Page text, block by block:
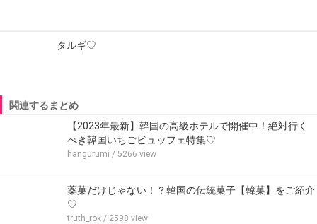
タルギ♡
関連するまとめ
【2023年最新】韓国の高級ホテルで開催中！絶対行く
べき韓国いちごビュッフェ特集♡
hangurumi / 5266 view
薬菓だけじゃない！？韓国の伝統菓子【韓菓】をご紹介
♡
truth_rok / 2598 view